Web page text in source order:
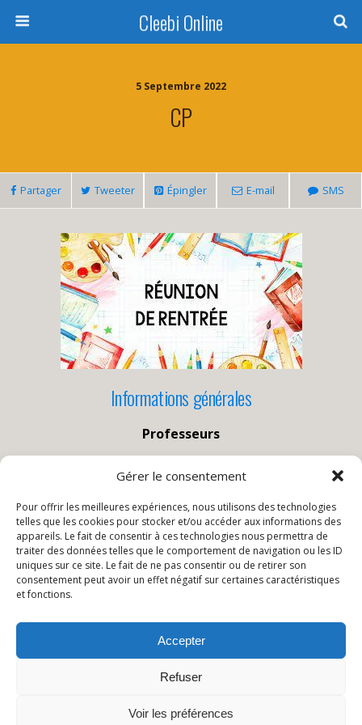
Gérer le consentement
Pour offrir les meilleures expériences, nous utilisons des technologies
telles que les cookies pour stocker et/ou accéder aux informations des
appareils. Le fait de consentir à ces technologies nous permettra de
traiter des données telles que le comportement de navigation ou les ID
uniques sur ce site. Le fait de ne pas consentir ou de retirer son
consentement peut avoir un effet négatif sur certaines caractéristiques
et fonctions.
Accepter
Refuser
Voir les préférences
Cleebi Online
5 Septembre 2022
CP
Partager Tweeter Épingler E-mail SMS
Informations générales
Professeurs
–Anne-Sophie Baptiste
Publication Précédente
Publication Suivante
Retour au début
Mobile Bureau